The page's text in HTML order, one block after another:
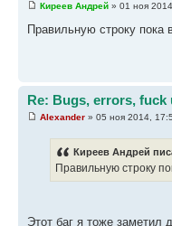
Киреев Андрей » 01 ноя
Правильную строку пока
Re: Bugs, errors, fuck
Alexander » 05 ноя 2014,
Киреев Андрей
Правильную строку
Этот баг я тоже заметил